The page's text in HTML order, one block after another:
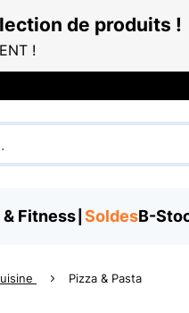
de produits !
!
Fitness SoldesB-
Pizza & Pasta